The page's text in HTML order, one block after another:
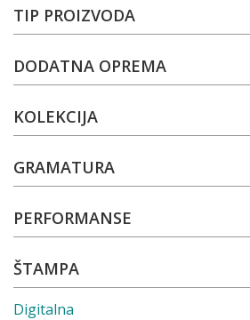
TIP PROIZVODA
DODATNA OPREMA
KOLEKCIJA
GRAMATURA
PERFORMANSE
ŠTAMPA
Digitalna